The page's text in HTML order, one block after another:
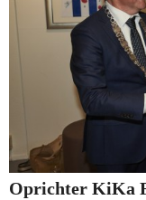
Oprichter KiKa